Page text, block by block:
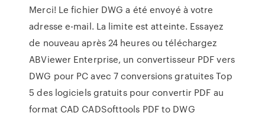
Merci! Le fichier DWG a été envoyé à votre
adresse e-mail. La limite est atteinte. Essayez
de nouveau après 24 heures ou téléchargez
ABViewer Enterprise, un convertisseur PDF vers
DWG pour PC avec 7 conversions gratuites Top
5 des logiciels gratuits pour convertir PDF au
format CAD CADSofttools PDF to DWG